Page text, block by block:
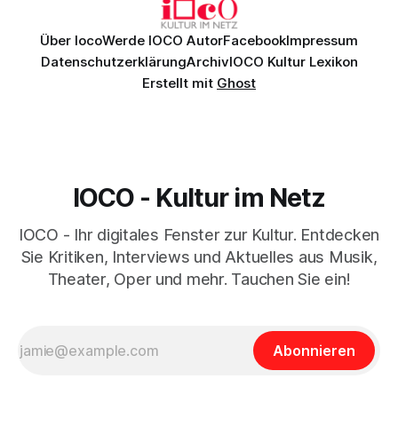
Über IocoWerde IOCO AutorFacebookImpressum
DatenschutzerklärungArchivIOCO Kultur Lexikon
Erstellt mit Ghost
IOCO - Kultur im Netz
IOCO - Ihr digitales Fenster zur Kultur. Entdecken
Sie Kritiken, Interviews und Aktuelles aus Musik,
Theater, Oper und mehr. Tauchen Sie ein!
Abonnieren